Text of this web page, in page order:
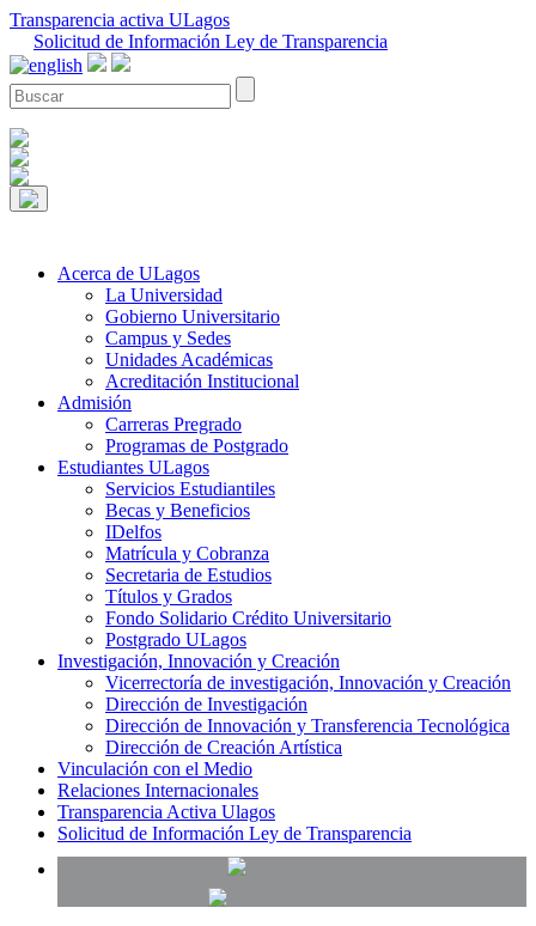
Transparencia activa ULagos
Solicitud de Información Ley de Transparencia
Acerca de ULagos
La Universidad
Gobierno Universitario
Campus y Sedes
Unidades Académicas
Acreditación Institucional
Admisión
Carreras Pregrado
Programas de Postgrado
Estudiantes ULagos
Servicios Estudiantiles
Becas y Beneficios
IDelfos
Matrícula y Cobranza
Secretaria de Estudios
Títulos y Grados
Fondo Solidario Crédito Universitario
Postgrado ULagos
Investigación, Innovación y Creación
Vicerrectoría de investigación, Innovación y Creación
Dirección de Investigación
Dirección de Innovación y Transferencia Tecnológica
Dirección de Creación Artística
Vinculación con el Medio
Relaciones Internacionales
Transparencia Activa Ulagos
Solicitud de Información Ley de Transparencia